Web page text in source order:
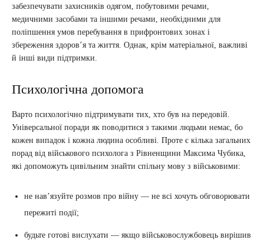
забезпечувати захисників одягом, побутовими речами,
медичними засобами та іншими речами, необхідними для
поліпшення умов перебування в прифронтових зонах і
збереження здоров’я та життя. Однак, крім матеріальної, важливі
й інші види підтримки.
Психологічна допомога
Варто психологічно підтримувати тих, хто був на передовій.
Універсальної поради як поводитися з такими людьми немає, бо
кожен випадок і кожна людина особливі. Проте є кілька загальних
порад від військового психолога з Рівненщини Максима Чубика,
які допоможуть цивільним знайти спільну мову з військовими:
не нав’язуйте розмов про війну — не всі хочуть обговорювати
пережиті події;
будьте готові вислухати — якщо військовослужбовець вирішив